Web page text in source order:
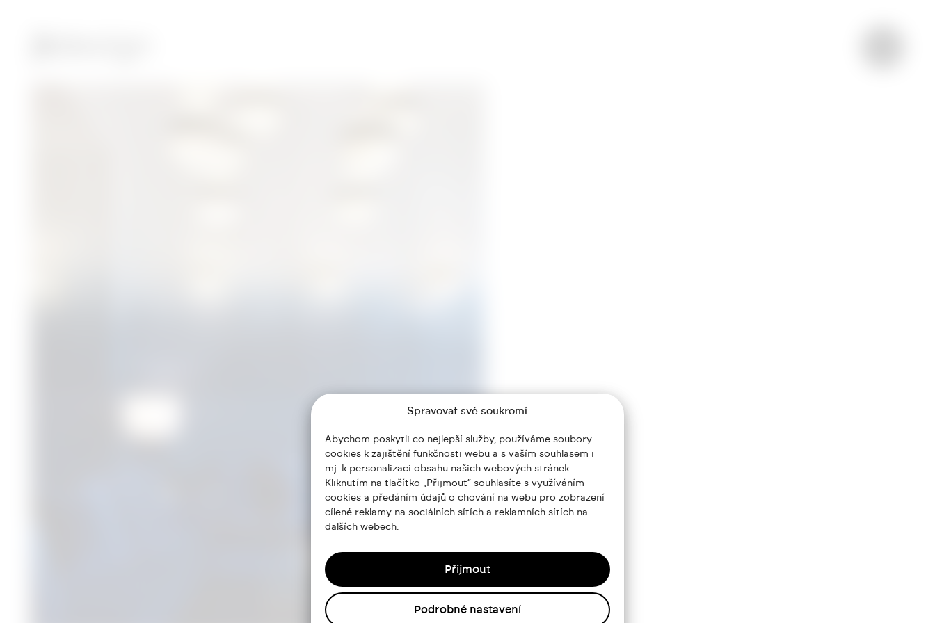
Spravovat své soukromí
Abychom poskytli co nejlepší služby, používáme soubory
cookies k zajištění funkčnosti webu a s vaším souhlasem i
mj. k personalizaci obsahu našich webových stránek.
Kliknutím na tlačítko „Přijmout“ souhlasíte s využíváním
cookies a předáním údajů o chování na webu pro zobrazení
cílené reklamy na sociálních sítích a reklamních sítích na
dalších webech.
Přijmout
Podrobné nastavení